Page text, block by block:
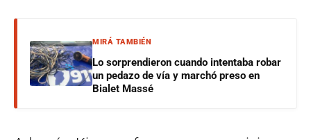
MIRÁ TAMBIÉN
Lo sorprendieron cuando intentaba robar
un pedazo de vía y marchó preso en
Bialet Massé